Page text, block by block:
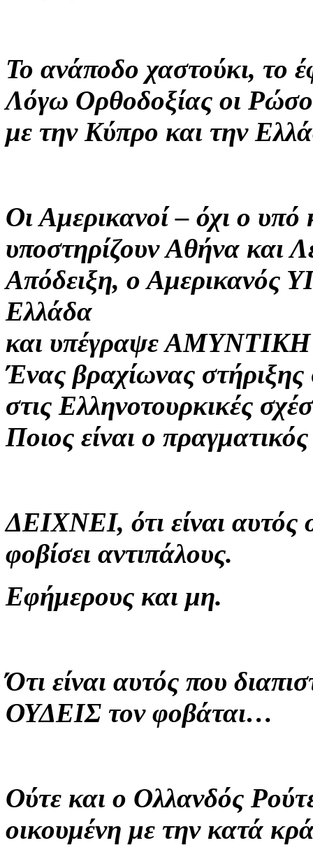
Το ανάποδο χαστούκι, το
Λόγω Ορθοδοξίας οι
με την Κύπρο και την
Οι Αμερικανοί – όχι ο
υποστηρίζουν Αθήνα και
Απόδειξη, ο Αμερικανός
Ελλάδα
και υπέγραψε ΑΜΥΝΤΙΚΗ
Ένας βραχίωνας στήριξης
στις Ελληνοτουρκικές
Ποιος είναι ο
ΔΕΙΧΝΕΙ, ότι είναι αυτός
φοβίσει αντιπάλους.
Εφήμερους και μη.
Ότι είναι αυτός που
ΟΥΔΕΙΣ τον φοβάται…
Ούτε και ο Ολλανδός
οικουμένη με την κατά